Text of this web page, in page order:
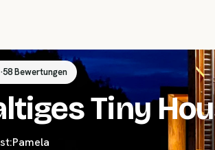
·58 Bewertungen
Tiny
Pamela